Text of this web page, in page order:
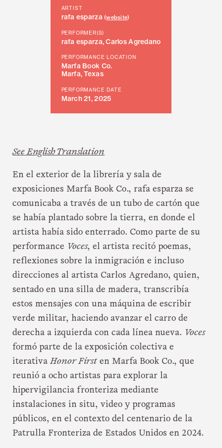
ARTIST
rafa esparza(website)
PERFORMER(S)
rafa esparza, Carlos Agredano
PERFORMANCE LOCATION
Marfa Book Co.
Marfa, Texas
PERFORMANCE DATE
March 21, 2025
See English Translation
En el exterior de la librería y sala de
exposiciones Marfa Book Co., rafa esparza se
comunicaba a través de un tubo de cartón que
se había plantado sobre la tierra, en donde el
artista había sido enterrado. Como parte de su
performance Voces, el artista recitó poemas,
reflexiones sobre la inmigración e incluso
direcciones al artista Carlos Agredano, quien,
sentado en una silla de madera, transcribía
estos mensajes con una máquina de escribir
verde militar, haciendo avanzar el carro de
derecha a izquierda con cada línea nueva. Voces
formó parte de la exposición colectiva e
iterativaHonor Firsten Marfa Book Co., que
reunió a ocho artistas para explorar la
hipervigilancia fronteriza mediante
instalaciones in situ, video y programas
públicos, en el contexto del centenario de la
Patrulla Fronteriza de Estados Unidos en 2024.